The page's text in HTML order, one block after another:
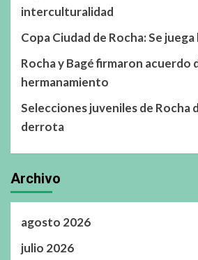
interculturalidad
Copa Ciudad de Rocha: Se
Rocha y Bagé firmaron acuerdo
hermanamiento
Selecciones juveniles de Rocha
derrota
Archivo
agosto 2026
julio 2026